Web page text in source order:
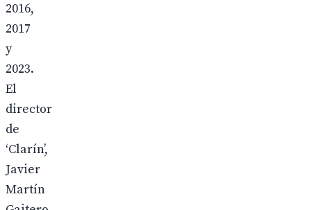
2016,
2017
y
2023.
El
director
de
‘Clarín’,
Javier
Martín